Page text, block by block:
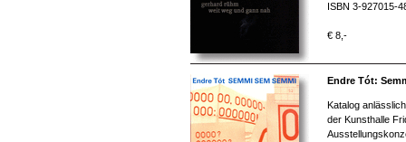
ISBN 3-927015-
€ 8,-
Endre Tót:
Katalog
der Kunsthalle